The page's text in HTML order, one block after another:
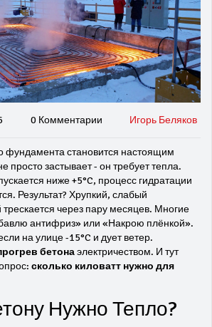
0 Комментарии Игорь Беляков
фундамента становится настоящим
просто застывает - он требует тепла.
ниже +5°C, процесс гидратации
Результат? Хрупкий, слабый
через пару месяцев. Многие
антифриз» или «Накрою плёнкой».
на улице -15°C и дует ветер.
бетонаэлектричеством. И тут
сколько киловатт нужно для
Нужно Тепло?